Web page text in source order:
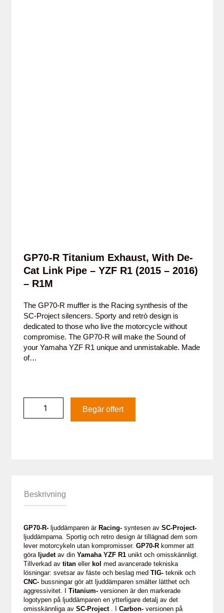
GP70-R Titanium Exhaust, With De-
Cat Link Pipe – YZF R1 (2015 – 2016)
– R1M
The GP70-R muffler is the Racing synthesis of the
SC-Project silencers. Sporty and retrò design is
dedicated to those who live the motorcycle without
compromise. The GP70-R will make the Sound of
your Yamaha YZF R1 unique and unmistakable. Made
of…
Begär offert
Beskrivning
GP70-R-ljuddämparen är Racing-syntesen av SC-Project-
ljuddämparna. Sportig och retro design är tillägnad dem som
lever motorcykeln utan kompromisser. GP70-Rkommer att
göra ljudetav din Yamaha YZF R1unikt och omisskännligt.
Tillverkad av titaneller kol med avancerade tekniska
lösningar: svetsar av fäste och beslag med TIG-teknik och
CNC-bussningar gör att ljuddämparen smälter lätthet och
aggressivitet. I Titanium-versionen är den markerade
logotypen på ljuddämparen en ytterligare detalj av det
omisskännliga av SC-Project. I Carbon-versionen på